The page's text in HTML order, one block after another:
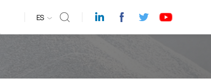
ES